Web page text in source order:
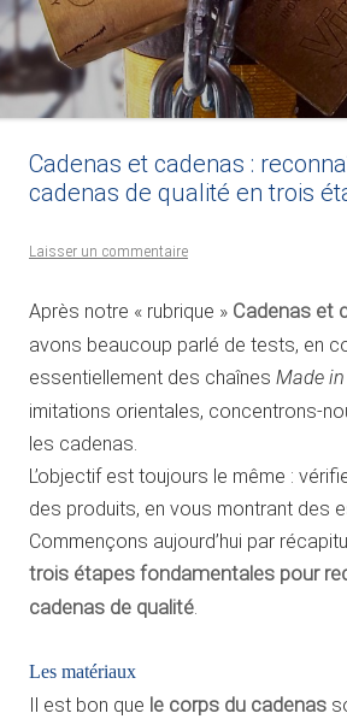
Cadenas et cadenas :
cadenas de qualité en trois
Laisser un commentaire
Après notre « rubrique » Cadenas et
avons beaucoup parlé de tests, en
essentiellement des chaînes Made
imitations orientales, concentrons-
les cadenas.
L’objectif est toujours le même :
des produits, en vous montrant des
Commençons aujourd’hui par
trois étapes fondamentales pour
cadenas de qualité.
Les matériaux
Il est bon que le corps du cadenas